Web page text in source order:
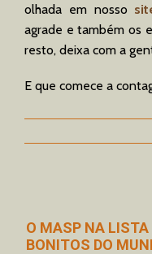
olhada em nosso
agrade e também os
resto, deixa com a
E que comece a
O MASP NA LISTA
BONITOS DO